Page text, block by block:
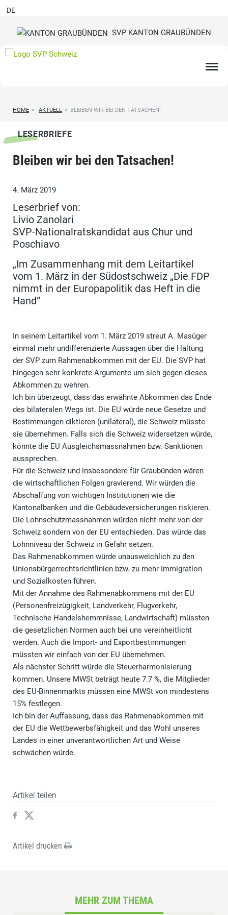
SVP KANTON GRAUBÜNDEN
DE
HOME > AKTUELL > BLEIBEN WIR BEI DEN TATSACHEN!
LESERBRIEFE
Bleiben wir bei den Tatsachen!
4. März 2019
Leserbrief von:
Livio Zanolari
SVP-Nationalratskandidat aus Chur und
Poschiavo
„Im Zusammenhang mit dem Leitartikel
vom 1. März in der Südostschweiz „Die FDP
nimmt in der Europapolitik das Heft in die
Hand“
In seinem Leitartikel vom 1. März 2019 streut A. Masüger
einmal mehr undifferenzierte Aussagen über die Haltung
der SVP zum Rahmenabkommen mit der EU. Die SVP hat
hingegen sehr konkrete Argumente um sich gegen dieses
Abkommen zu wehren.
Ich bin überzeugt, dass das erwähnte Abkommen das Ende
des bilateralen Wegs ist. Die EU würde neue Gesetze und
Bestimmungen diktieren (unilateral), die Schweiz müsste
sie übernehmen. Falls sich die Schweiz widersetzen würde,
könnte die EU Ausgleichsmassnahmen bzw. Sanktionen
aussprechen.
Für die Schweiz und insbesondere für Graubünden wären
die wirtschaftlichen Folgen gravierend. Wir würden die
Abschaffung von wichtigen Institutionen wie die
Kantonalbanken und die Gebäudeversicherungen riskieren.
Die Lohnschutzmassnahmen würden nicht mehr von der
Schweiz sondern von der EU entschieden. Das würde das
Lohnniveau der Schweiz in Gefahr setzen.
Das Rahmenabkommen würde unausweichlich zu den
Unionsbürgerrechtsrichtlinien bzw. zu mehr Immigration
und Sozialkosten führen.
Mit der Annahme des Rahmenabkommens mit der EU
(Personenfreizügigkeit, Landverkehr, Flugverkehr,
Technische Handelshemmnisse, Landwirtschaft) müssten
die gesetzlichen Normen auch bei uns vereinheitlicht
werden. Auch die Import- und Exportbestimmungen
müssten wir einfach von der EU übernehmen.
Als nächster Schritt würde die Steuerharmonisierung
kommen. Unsere MWSt beträgt heute 7.7 %, die Mitglieder
des EU-Binnenmarkts müssen eine MWSt von mindestens
15% festlegen.
Ich bin der Auffassung, dass das Rahmenabkommen mit
der EU die Wettbewerbsfähigkeit und das Wohl unseres
Landes in einer unverantwortlichen Art und Weise
schwächen würde.
Artikel teilen
Artikel drucken
MEHR ZUM THEMA